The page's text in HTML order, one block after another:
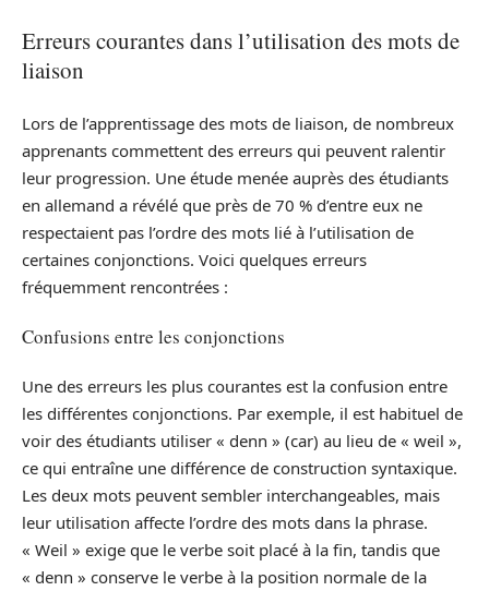
Erreurs courantes dans l’utilisation des mots de
liaison
Lors de l’apprentissage des mots de liaison, de nombreux
apprenants commettent des erreurs qui peuvent ralentir
leur progression. Une étude menée auprès des étudiants
en allemand a révélé que près de 70 % d’entre eux ne
respectaient pas l’ordre des mots lié à l’utilisation de
certaines conjonctions. Voici quelques erreurs
fréquemment rencontrées :
Confusions entre les conjonctions
Une des erreurs les plus courantes est la confusion entre
les différentes conjonctions. Par exemple, il est habituel de
voir des étudiants utiliser « denn » (car) au lieu de « weil »,
ce qui entraîne une différence de construction syntaxique.
Les deux mots peuvent sembler interchangeables, mais
leur utilisation affecte l’ordre des mots dans la phrase.
« Weil » exige que le verbe soit placé à la fin, tandis que
« denn » conserve le verbe à la position normale de la